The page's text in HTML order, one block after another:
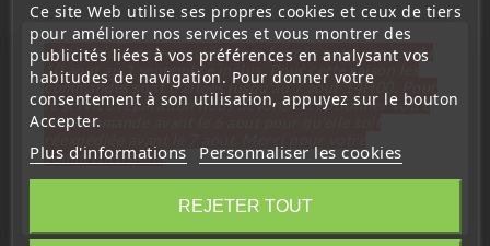
Description Détails du produit
Ebauche ref : HU-SH
Emplacement transpondeur : oui
Compatible avec les transpondeurs carbone, en verre
Ce site Web utilise ses propres cookies et ceux de tiers
pour améliorer nos services et vous montrer des
publicités liées à vos préférences en analysant vos
habitudes de navigation. Pour donner votre
consentement à son utilisation, appuyez sur le bouton
Accepter.
Plus d'informations Personnaliser les cookies
REJETER TOUT
« Attention, notre société sera fermée pour congés du
10 aout au 1 septembre inclus. Pour cette raison les
commandes sont traitées jusqu'au 7 aout 14H00. Pour
le service réparation nous devons réceptionner votre
télécommande avant le 6 aout pour qu'elle soit
compréhension»
Fermer